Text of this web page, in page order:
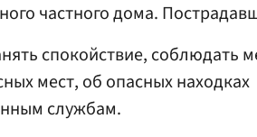
частного дома.
спокойствие, соблюдать
мест, об опасных находках
службам.